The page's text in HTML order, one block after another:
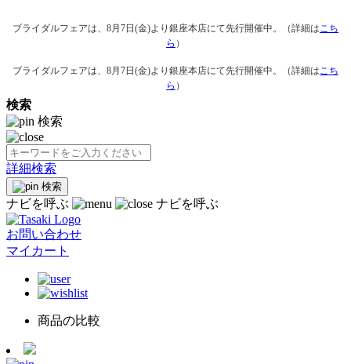
ブライダルフェアは、8月7日(金)より銀座本店にて先行開催中。（詳細はこち
ら ）
ブライダルフェアは、8月7日(金)より銀座本店にて先行開催中。（詳細はこち
ら ）
検索
検索
詳細検索
検索
ナビを呼ぶ ナビを呼ぶ
お問い合わせ
マイカート
商品の比較